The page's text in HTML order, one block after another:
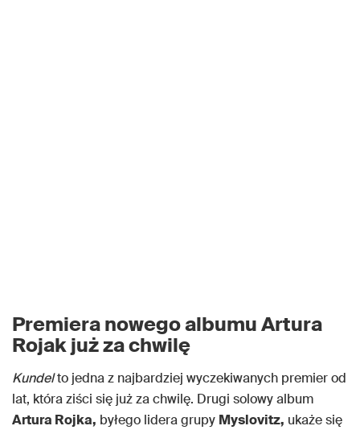
Premiera nowego albumu Artura
Rojak już za chwilę
Kundelto jedna z najbardziej wyczekiwanych premier od
lat, która ziści się już za chwilę. Drugi solowy album
Artura Rojka, byłego lidera grupy Myslovitz, ukaże się